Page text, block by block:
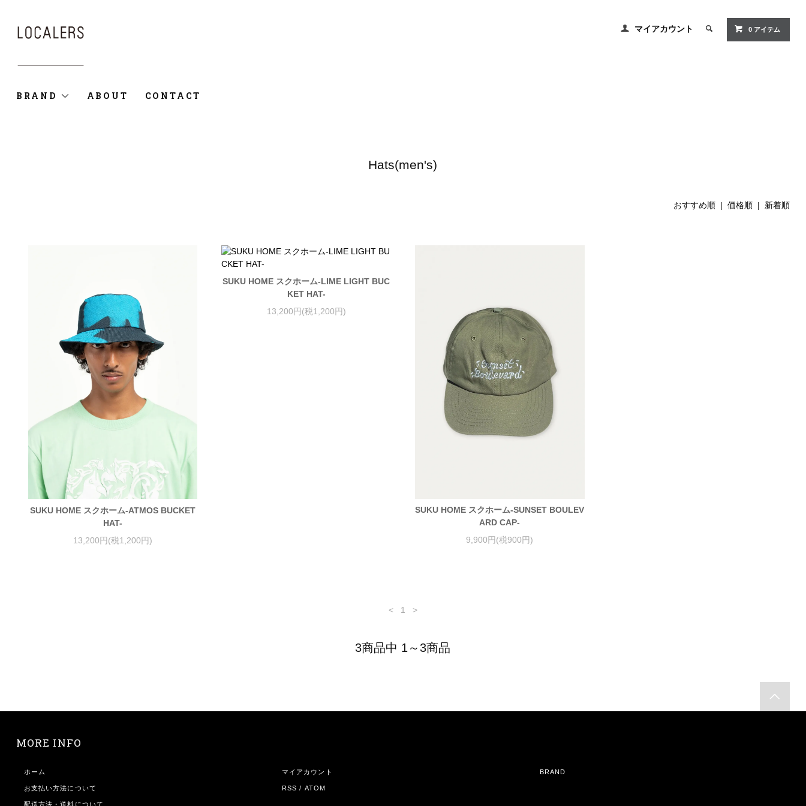
マイアカウント 0 アイテム
BRAND ABOUT CONTACT
Hats(men's)
おすすめ順 |価格順 | 新着順
SUKU HOME スクホーム-ATMOS BUCKET
HAT-
13,200円(税1,200円)
SUKU HOME スクホーム-LIME LIGHT BUC
KET HAT-
13,200円(税1,200円)
SUKU HOME スクホーム-SUNSET BOULEV
ARD CAP-
9,900円(税900円)
< 1 >
3商品中 1～3商品
MORE INFO
ホーム
お支払い方法について
配送方法・送料について
マイアカウント
RSS / ATOM
BRAND